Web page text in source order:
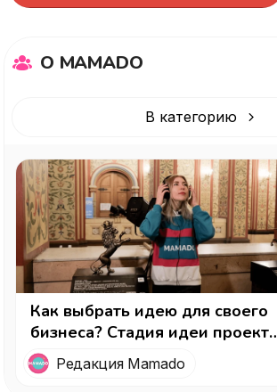
О MAMADO
В категорию
Как выбрать идею для своего
бизнеса? Стадия идеи проекта
Mamado.
Редакция Mamado